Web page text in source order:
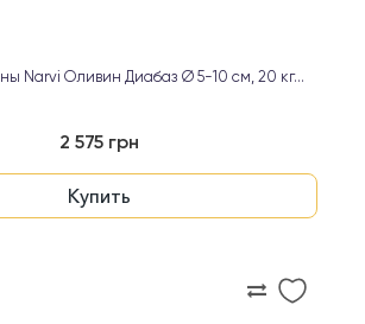
Narvi Оливин Диабаз Ø 5-10 см, 20 кг...
2 575 грн
Купить